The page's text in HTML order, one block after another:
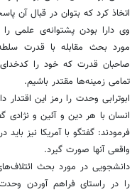
اتخاذ کرد که بتوان در قبال آن
وی دارا بودن پشتوانه‌ی علمی
مورد بحث مقابله با قدرت
صاحبان قدرت که خود را کدخدای
تمامی زمینه‌ها مقتدر باشیم.
ابوترابی وحدت را رمز این
انسان با هر دین و آئین و
فرمودند: گفتگو با آمریکا نیز
واقعی آنها صورت گیرد.
دانشجویی در مورد بحث
را در راستای فراهم آوردن